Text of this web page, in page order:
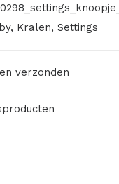
, Kralen, Settings
verzonden